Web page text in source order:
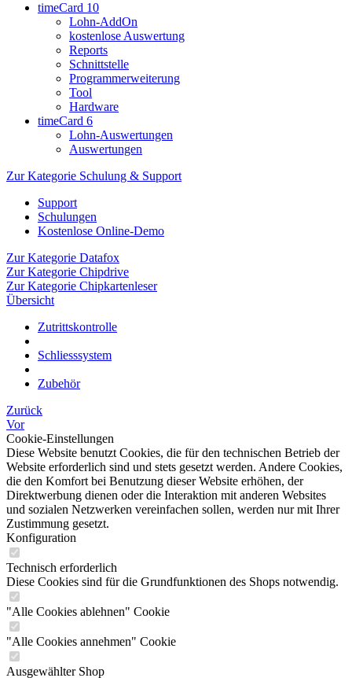
timeCard 10
Lohn-AddOn
kostenlose Auswertung
Reports
Schnittstelle
Programmerweiterung
Tool
Hardware
timeCard 6
Lohn-Auswertungen
Auswertungen
Zur Kategorie Schulung & Support
Support
Schulungen
Kostenlose Online-Demo
Zur Kategorie Datafox
Zur Kategorie Chipdrive
Zur Kategorie Chipkartenleser
Übersicht
Zutrittskontrolle
Schliesssystem
Zubehör
Zurück
Vor
Cookie-Einstellungen
Diese Website benutzt Cookies, die für den technischen Betrieb der
Website erforderlich sind und stets gesetzt werden. Andere Cookies,
die den Komfort bei Benutzung dieser Website erhöhen, der
Direktwerbung dienen oder die Interaktion mit anderen Websites
und sozialen Netzwerken vereinfachen sollen, werden nur mit Ihrer
Zustimmung gesetzt.
Konfiguration
Technisch erforderlich
Diese Cookies sind für die Grundfunktionen des Shops notwendig.
"Alle Cookies ablehnen" Cookie
"Alle Cookies annehmen" Cookie
Ausgewählter Shop